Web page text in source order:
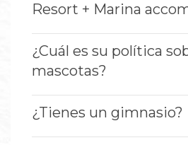
Resort + Marina
¿Cuál es su política
mascotas?
¿Tienes un gimnasio?